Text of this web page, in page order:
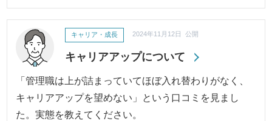
キャリアアップについて
キャリア・成長 2024年11月12日 公開
「管理職は上が詰まっていてほぼ入れ替わりがなく、
キャリアアップを望めない」という口コミを見まし
た。実態を教えてください。